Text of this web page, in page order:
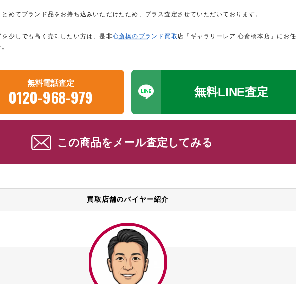
とめてブランド品をお持ち込みいただけたため、プラス査定させていただいております。
を少しでも高く売却したい方は、是非心斎橋のブランド買取 店「ギャラリーレア 心斎橋本店」にお任
無料電話査定
0120-968-979 無料LINE査定
この商品をメール査定してみる
買取店舗のバイヤー紹介